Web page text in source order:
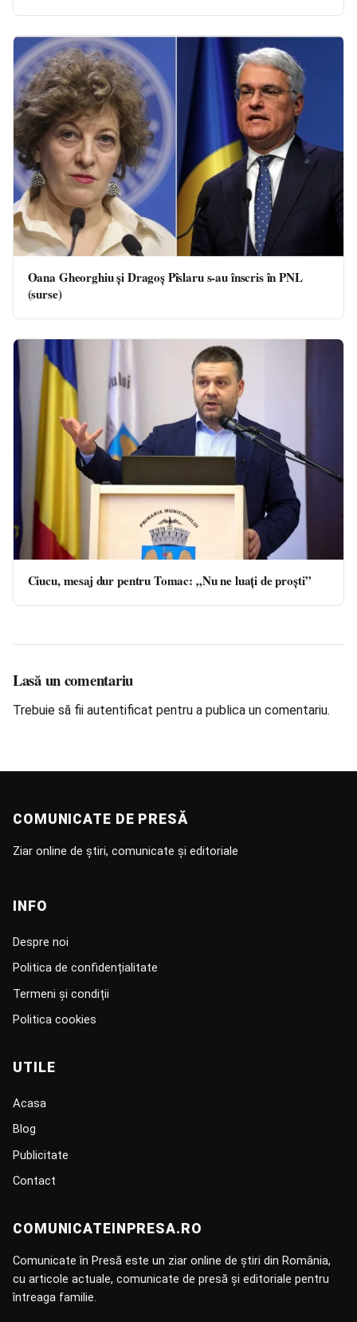
Oana Gheorghiu și Dragoș Pîslaru s-au înscris în PNL
(surse)
Ciucu, mesaj dur pentru Tomac: „Nu ne luați de proști”
Lasă un comentariu
Trebuie să fii autentificat pentru a publica un comentariu.
COMUNICATE DE PRESĂ
Ziar online de știri, comunicate și editoriale
INFO
Despre noi
Politica de confidențialitate
Termeni și condiții
Politica cookies
UTILE
Acasa
Blog
Publicitate
Contact
COMUNICATEINPRESA.RO
Comunicate în Presă este un ziar online de știri din România,
cu articole actuale, comunicate de presă și editoriale pentru
întreaga familie.